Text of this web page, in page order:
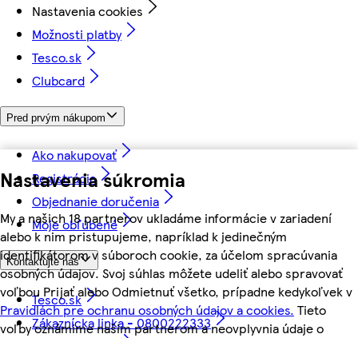
Nastavenia súkromia
My a našich 18 partnerov ukladáme informácie v zariadení
alebo k nim pristupujeme, napríklad k jedinečným
identifikátorom v súboroch cookie, za účelom spracúvania
osobných údajov. Svoj súhlas môžete udeliť alebo spravovať
voľbou Prijať alebo Odmietnuť všetko, prípadne kedykoľvek v
Pravidlách pre ochranu osobných údajov a cookies. Tieto
voľby oznámime našim partnerom a neovplyvnia údaje o
Nastavenia cookies
Možnosti platby
Tesco.sk
Clubcard
Pred prvým nákupom
Ako nakupovať
Registrácia
Objednanie doručenia
Moje obľúbené
Kontaktujte nás
Tesco.sk
Zákaznícka linka - 0800222333